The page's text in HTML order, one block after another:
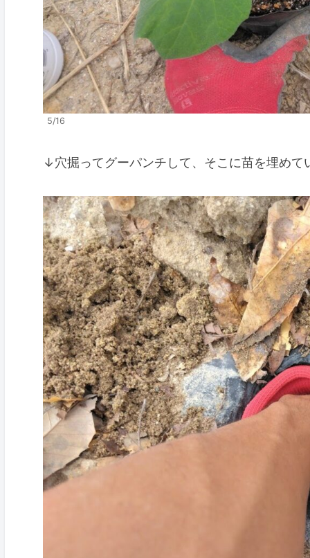
5/16
↓穴掘ってグーパンチして、そこに苗を埋めて